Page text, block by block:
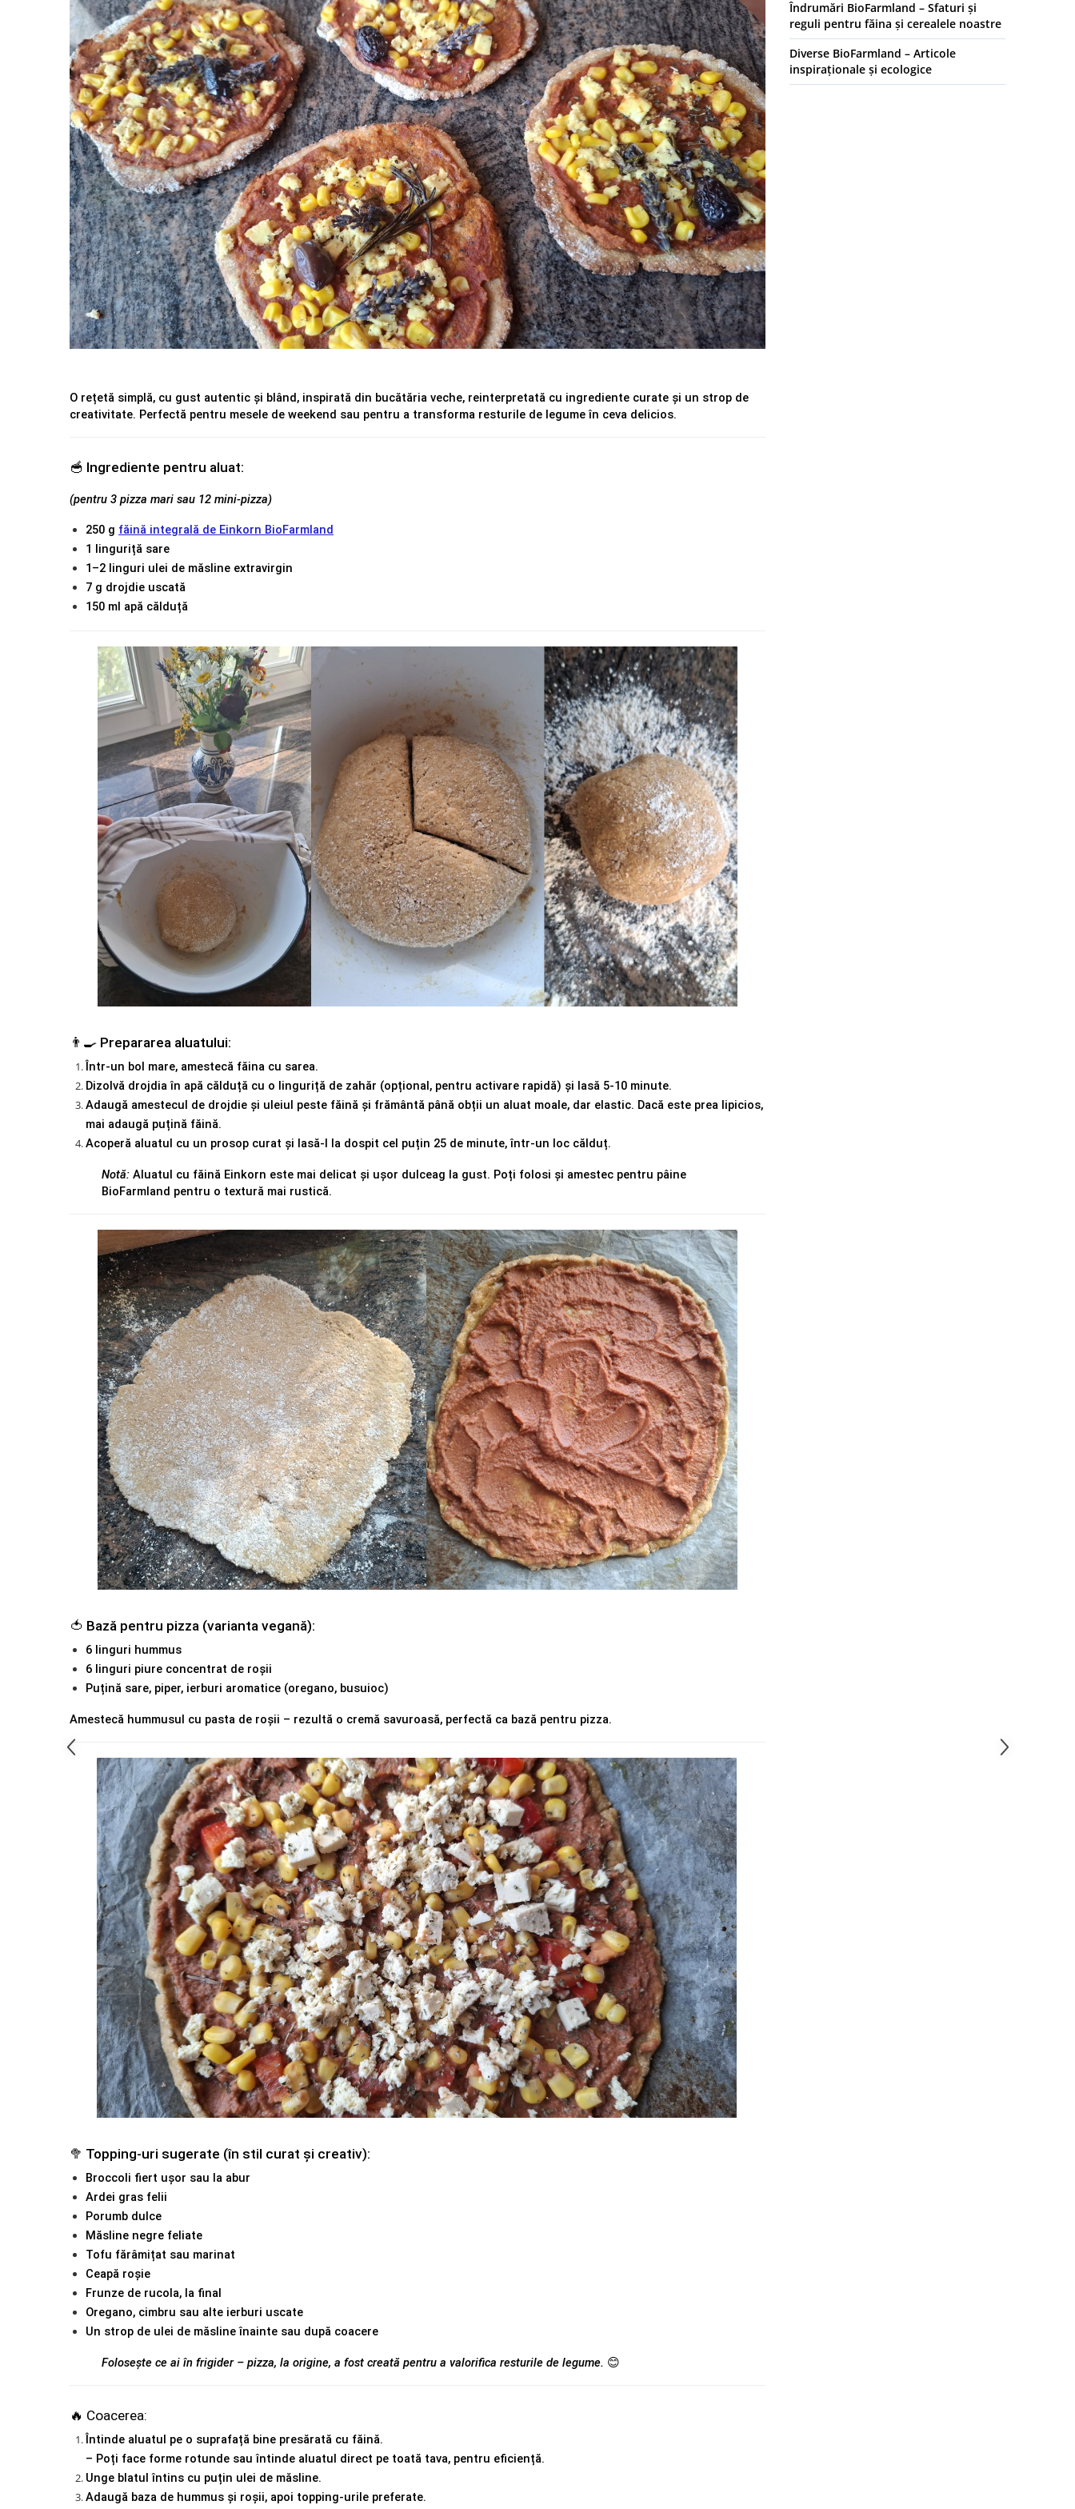
O rețetă simplă, cu gust autentic și blând, inspirată din bucătăria veche, reinterpretată cu ingrediente curate și un strop de
creativitate. Perfectă pentru mesele de weekend sau pentru a transforma resturile de legume în ceva delicios.
🥣 Ingrediente pentru aluat:
(pentru 3 pizza mari sau 12 mini-pizza)
250 g făină integrală de Einkorn BioFarmland
1 linguriță sare
1–2 linguri ulei de măsline extravirgin
7 g drojdie uscată
150 ml apă călduță
👨‍🍳 Prepararea aluatului:
Într-un bol mare, amestecă făina cu sarea.
Dizolvă drojdia în apă călduță cu o linguriță de zahăr (opțional, pentru activare rapidă) și lasă 5-10 minute.
Adaugă amestecul de drojdie și uleiul peste făină și frământă până obții un aluat moale, dar elastic. Dacă este prea lipicios,
mai adaugă puțină făină.
Acoperă aluatul cu un prosop curat și lasă-l la dospit cel puțin 25 de minute, într-un loc călduț.
Notă: Aluatul cu făină Einkorn este mai delicat și ușor dulceag la gust. Poți folosi și amestec pentru pâine
BioFarmland pentru o textură mai rustică.
🍅 Bază pentru pizza (varianta vegană):
6 linguri hummus
6 linguri piure concentrat de roșii
Puțină sare, piper, ierburi aromatice (oregano, busuioc)
Amestecă hummusul cu pasta de roșii – rezultă o cremă savuroasă, perfectă ca bază pentru pizza.
🥦 Topping-uri sugerate (în stil curat și creativ):
Broccoli fiert ușor sau la abur
Ardei gras felii
Porumb dulce
Măsline negre feliate
Tofu fărâmițat sau marinat
Ceapă roșie
Frunze de rucola, la final
Oregano, cimbru sau alte ierburi uscate
Un strop de ulei de măsline înainte sau după coacere
Folosește ce ai în frigider – pizza, la origine, a fost creată pentru a valorifica resturile de legume. 😊
🔥 Coacerea:
Întinde aluatul pe o suprafață bine presărată cu făină.
– Poți face forme rotunde sau întinde aluatul direct pe toată tava, pentru eficiență.
Unge blatul întins cu puțin ulei de măsline.
Adaugă baza de hummus și roșii, apoi topping-urile preferate.
Îndrumări BioFarmland – Sfaturi și
reguli pentru făina și cerealele noastre
Diverse BioFarmland – Articole
inspiraționale și ecologice